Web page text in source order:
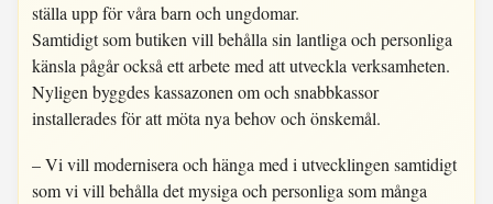
ställa upp för våra barn och ungdomar.
Samtidigt som butiken vill behålla sin lantliga och personliga
känsla pågår också ett arbete med att utveckla verksamheten.
Nyligen byggdes kassazonen om och snabbkassor
installerades för att möta nya behov och önskemål.
– Vi vill modernisera och hänga med i utvecklingen samtidigt
som vi vill behålla det mysiga och personliga som många